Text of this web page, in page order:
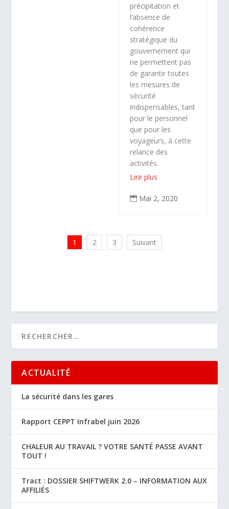
précipitation et
l’absence de
cohérence
stratégique du
gouvernement qui
ne permettent pas
de garantir toutes
les mesures de
sécurité
indispensables, tant
pour le personnel
que pour les
voyageurs, à cette
relance des
activités.
Lire plus
 Mai 2, 2020
1 2 3 Suivant
ACTUALITÉ
La sécurité dans les gares
Rapport CEPPT Infrabel juin 2026
CHALEUR AU TRAVAIL ? VOTRE SANTÉ PASSE AVANT
TOUT !
Tract : DOSSIER SHIFTWERK 2.0 – INFORMATION AUX
AFFILIÉS